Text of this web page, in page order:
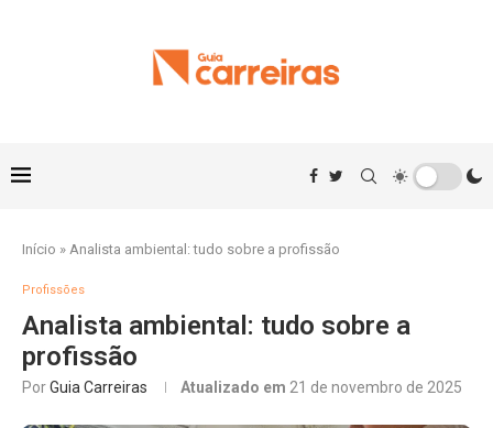
Início » Analista ambiental: tudo sobre a profissão
Profissões
Analista ambiental: tudo sobre a
profissão
PorGuia Carreiras Atualizado em 21 de novembro de 2025